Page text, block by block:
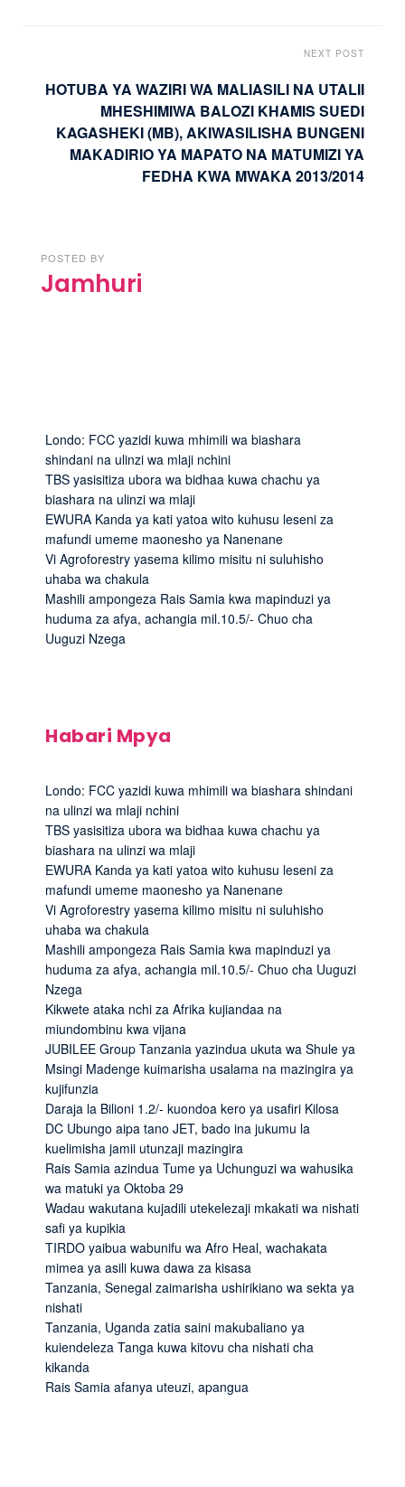
NEXT POST
HOTUBA YA WAZIRI WA MALIASILI NA UTALII
MHESHIMIWA BALOZI KHAMIS SUEDI
KAGASHEKI (MB), AKIWASILISHA BUNGENI
MAKADIRIO YA MAPATO NA MATUMIZI YA
FEDHA KWA MWAKA 2013/2014
POSTED BY
Jamhuri
Londo: FCC yazidi kuwa mhimili wa biashara
shindani na ulinzi wa mlaji nchini
TBS yasisitiza ubora wa bidhaa kuwa chachu ya
biashara na ulinzi wa mlaji
EWURA Kanda ya kati yatoa wito kuhusu leseni za
mafundi umeme maonesho ya Nanenane
Vi Agroforestry yasema kilimo misitu ni suluhisho
uhaba wa chakula
Mashili ampongeza Rais Samia kwa mapinduzi ya
huduma za afya, achangia mil.10.5/- Chuo cha
Uuguzi Nzega
Habari Mpya
Londo: FCC yazidi kuwa mhimili wa biashara shindani
na ulinzi wa mlaji nchini
TBS yasisitiza ubora wa bidhaa kuwa chachu ya
biashara na ulinzi wa mlaji
EWURA Kanda ya kati yatoa wito kuhusu leseni za
mafundi umeme maonesho ya Nanenane
Vi Agroforestry yasema kilimo misitu ni suluhisho
uhaba wa chakula
Mashili ampongeza Rais Samia kwa mapinduzi ya
huduma za afya, achangia mil.10.5/- Chuo cha Uuguzi
Nzega
Kikwete ataka nchi za Afrika kujiandaa na
miundombinu kwa vijana
JUBILEE Group Tanzania yazindua ukuta wa Shule ya
Msingi Madenge kuimarisha usalama na mazingira ya
kujifunzia
Daraja la Bilioni 1.2/- kuondoa kero ya usafiri Kilosa
DC Ubungo aipa tano JET, bado ina jukumu la
kuelimisha jamii utunzaji mazingira
Rais Samia azindua Tume ya Uchunguzi wa wahusika
wa matuki ya Oktoba 29
Wadau wakutana kujadili utekelezaji mkakati wa nishati
safi ya kupikia
TIRDO yaibua wabunifu wa Afro Heal, wachakata
mimea ya asili kuwa dawa za kisasa
Tanzania, Senegal zaimarisha ushirikiano wa sekta ya
nishati
Tanzania, Uganda zatia saini makubaliano ya
kuiendeleza Tanga kuwa kitovu cha nishati cha
kikanda
Rais Samia afanya uteuzi, apangua